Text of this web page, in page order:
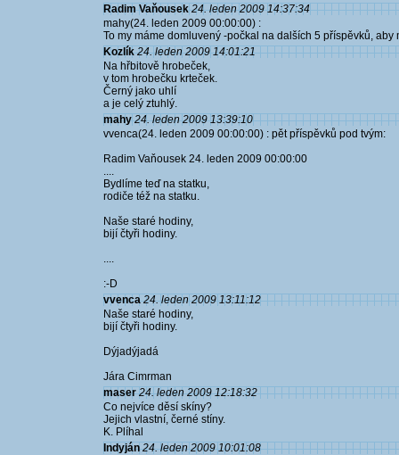
Radim Vaňousek 24. leden 2009 14:37:34
mahy(24. leden 2009 00:00:00) :
To my máme domluvený -počkal na dalších 5 příspěvků, aby
Kozlík 24. leden 2009 14:01:21
Na hřbitově hrobeček,
v tom hrobečku krteček.
Černý jako uhlí
a je celý ztuhlý.
mahy 24. leden 2009 13:39:10
vvenca(24. leden 2009 00:00:00) : pět příspěvků pod tvým:
Radim Vaňousek 24. leden 2009 00:00:00
....
Bydlíme teď na statku,
rodiče též na statku.
Naše staré hodiny,
bijí čtyři hodiny.
....
:-D
vvenca 24. leden 2009 13:11:12
Naše staré hodiny,
bijí čtyři hodiny.
Dýjadýjadá
Jára Cimrman
maser 24. leden 2009 12:18:32
Co nejvíce děsí skíny?
Jejich vlastní, černé stíny.
K. Plíhal
Indyján 24. leden 2009 10:01:08